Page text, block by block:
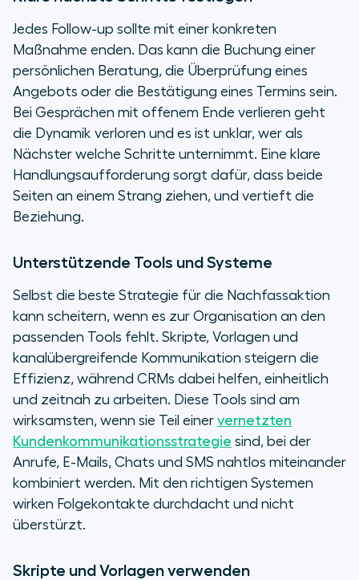
Jedes Follow-up sollte mit einer konkreten
Maßnahme enden. Das kann die Buchung einer
persönlichen Beratung, die Überprüfung eines
Angebots oder die Bestätigung eines Termins sein.
Bei Gesprächen mit offenem Ende verlieren geht
die Dynamik verloren und es ist unklar, wer als
Nächster welche Schritte unternimmt. Eine klare
Handlungsaufforderung sorgt dafür, dass beide
Seiten an einem Strang ziehen, und vertieft die
Beziehung.
Unterstützende Tools und Systeme
Selbst die beste Strategie für die Nachfassaktion
kann scheitern, wenn es zur Organisation an den
passenden Tools fehlt. Skripte, Vorlagen und
kanalübergreifende Kommunikation steigern die
Effizienz, während CRMs dabei helfen, einheitlich
und zeitnah zu arbeiten. Diese Tools sind am
wirksamsten, wenn sie Teil einer vernetzten
Kundenkommunikationsstrategie sind, bei der
Anrufe, E-Mails, Chats und SMS nahtlos miteinander
kombiniert werden. Mit den richtigen Systemen
wirken Folgekontakte durchdacht und nicht
überstürzt.
Skripte und Vorlagen verwenden